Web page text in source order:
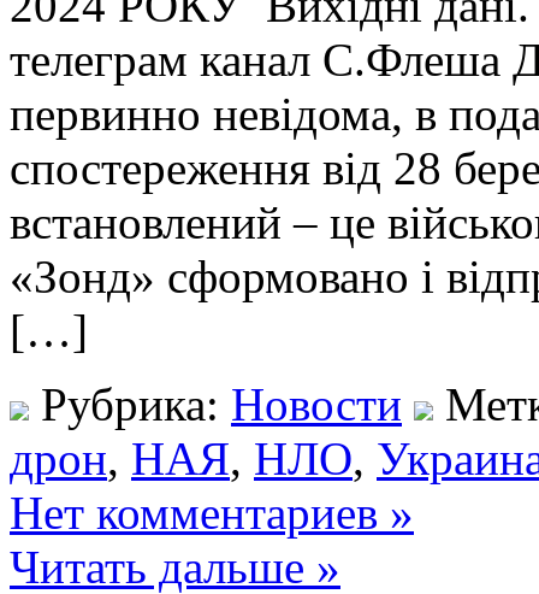
телеграм канал С.Флеша
первинно невідома, в
спостереження від 28
встановлений – це
«Зонд» сформовано і
[…]
Рубрика: Новости
дрон, НАЯ, НЛО,
Нет комментариев »
Читать дальше »